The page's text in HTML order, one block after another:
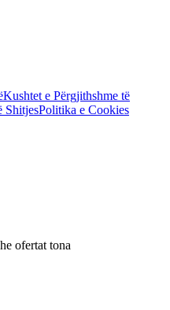
Kushtet e Përgjithshme të
ShitjesPolitika e Cookies
ofertat tona